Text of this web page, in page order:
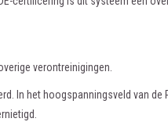
verontreinigingen.
In het hoogspanningsveld van de